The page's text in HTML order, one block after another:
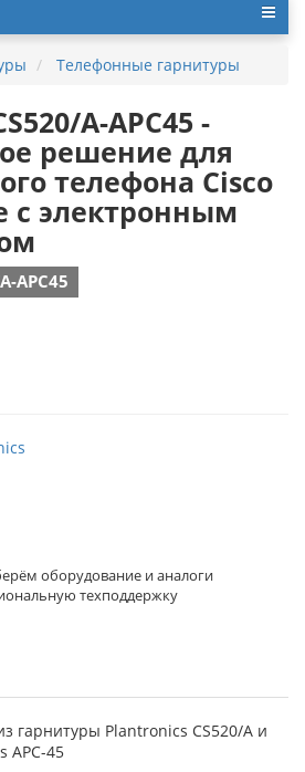
Телефонные гарнитуры
A-APC45 -
решение для
телефона Cisco
с электронным
APC45
оборудование и аналоги
техподдержку
гарнитуры Plantronics CS520/A и
АРC-45